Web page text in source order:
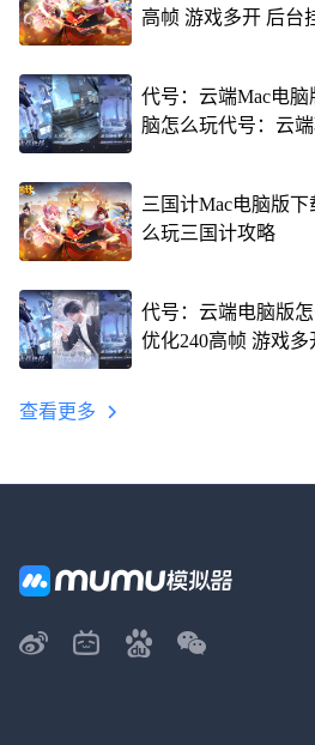
高帧 游戏多开 后台
代号：云端Mac电
脑怎么玩代号：云
三国计Mac电脑版
么玩三国计攻略
代号：云端电脑版
优化240高帧 游戏
查看更多